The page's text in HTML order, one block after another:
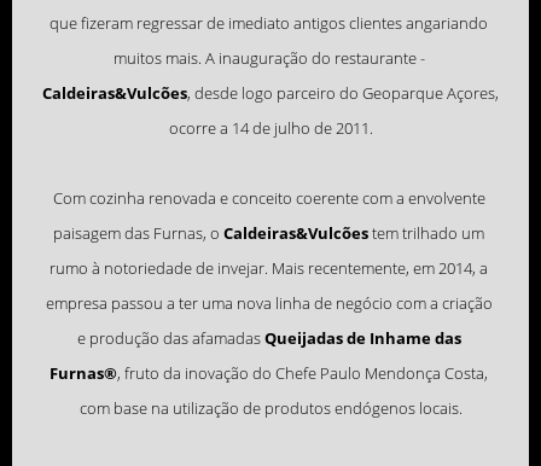
que fizeram regressar de imediato antigos clientes angariando
muitos mais. A inauguração do restaurante -
Caldeiras&Vulcões, desde logo parceiro do Geoparque Açores,
ocorre a 14 de julho de 2011.
Com cozinha renovada e conceito coerente com a envolvente
paisagem das Furnas, o Caldeiras&Vulcões tem trilhado um
rumo à notoriedade de invejar. Mais recentemente, em 2014, a
empresa passou a ter uma nova linha de negócio com a criação
e produção das afamadas Queijadas de Inhame das
Furnas®, fruto da inovação do Chefe Paulo Mendonça Costa,
com base na utilização de produtos endógenos locais.